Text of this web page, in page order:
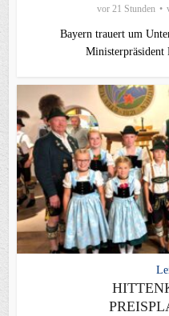
vor 21 Stunden
Bayern trauert um
Ministerpräsident